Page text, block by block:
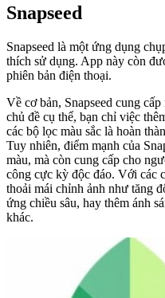
Snapseed
Snapseed là một ứng dụng
thích sử dụng. App này còn
phiên bản điện thoại.
Về cơ bản, Snapseed cung
chủ đề cụ thể, bạn chỉ việc
các bộ lọc màu sắc là hoàn
Tuy nhiên, điểm mạnh của
màu, mà còn cung cấp cho
công cực kỳ độc đáo. Với các
thoải mái chỉnh ảnh như tăng
ứng chiều sâu, hay thêm ánh
khác.